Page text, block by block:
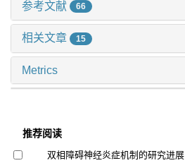
参考文献 66
相关文章 15
Metrics
推荐阅读
双相障碍神经炎症机制的研究进展